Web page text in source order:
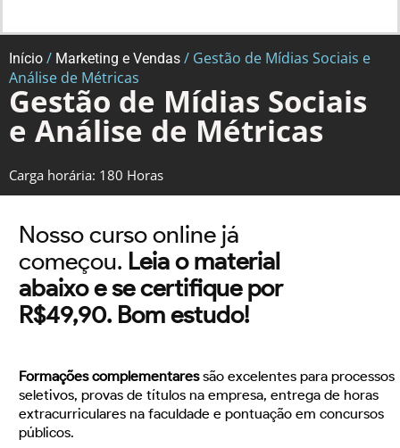
Início / Marketing e Vendas / Gestão de Mídias Sociais e
Análise de Métricas
Gestão de Mídias Sociais
e Análise de Métricas
Carga horária: 180 Horas
Nosso curso online já
começou. Leia o material
abaixo e se certifique por
R$49,90. Bom estudo!
Formações complementaressão excelentes para processos
seletivos, provas de títulos na empresa, entrega de horas
extracurriculares na faculdade e pontuação em concursos
públicos.